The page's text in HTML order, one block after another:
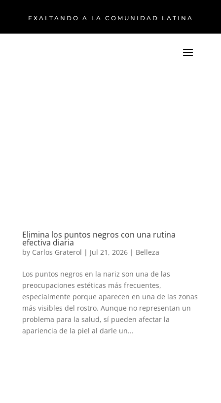
EXALTANDO A LA COMUNIDAD LATINA
Elimina los puntos negros con una rutina
efectiva diaria
by Carlos Graterol | Jul 21, 2026| Belleza
Los puntos negros en la nariz son una de las
preocupaciones estéticas más frecuentes,
especialmente porque aparecen en una de las zonas
más visibles del rostro. Aunque no representan un
problema para la salud, sí pueden afectar la
apariencia de la piel al darle un...